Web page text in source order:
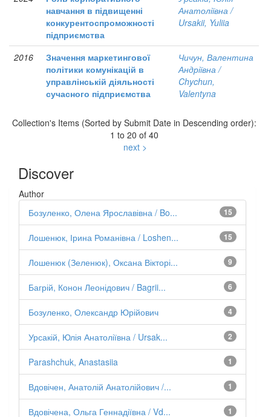
навчання в підвищенні
конкурентоспроможності
підприємства
Анатоліївна /
Ursakii, Yuliia
2016
Значення маркетингової
політики комунікацій в
управлінській діяльності
сучасного підприємства
Чичун, Валентина
Андріївна /
Chychun,
Valentyna
Collection's Items (Sorted by Submit Date in Descending order):
1 to 20 of 40
next >
Discover
Author
15
Бозуленко, Олена Ярославівна / Bo...
15
Лошенюк, Ірина Романівна / Loshen...
9
Лошенюк (Зеленюк), Оксана Вікторі...
6
Багрій, Конон Леонідович / Bagrii...
4
Бозуленко, Олександр Юрійович
2
Урсакій, Юлія Анатоліївна / Ursak...
1
Parashchuk, Anastasiia
1
Вдовічен, Анатолій Анатолійович /...
1
Вдовічена, Ольга Геннадіївна / Vd...